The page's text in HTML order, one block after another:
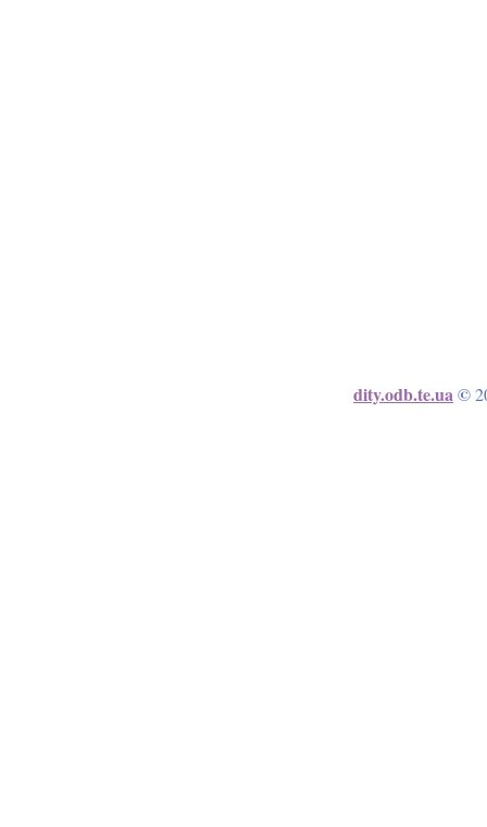
dity.odb.te.ua©